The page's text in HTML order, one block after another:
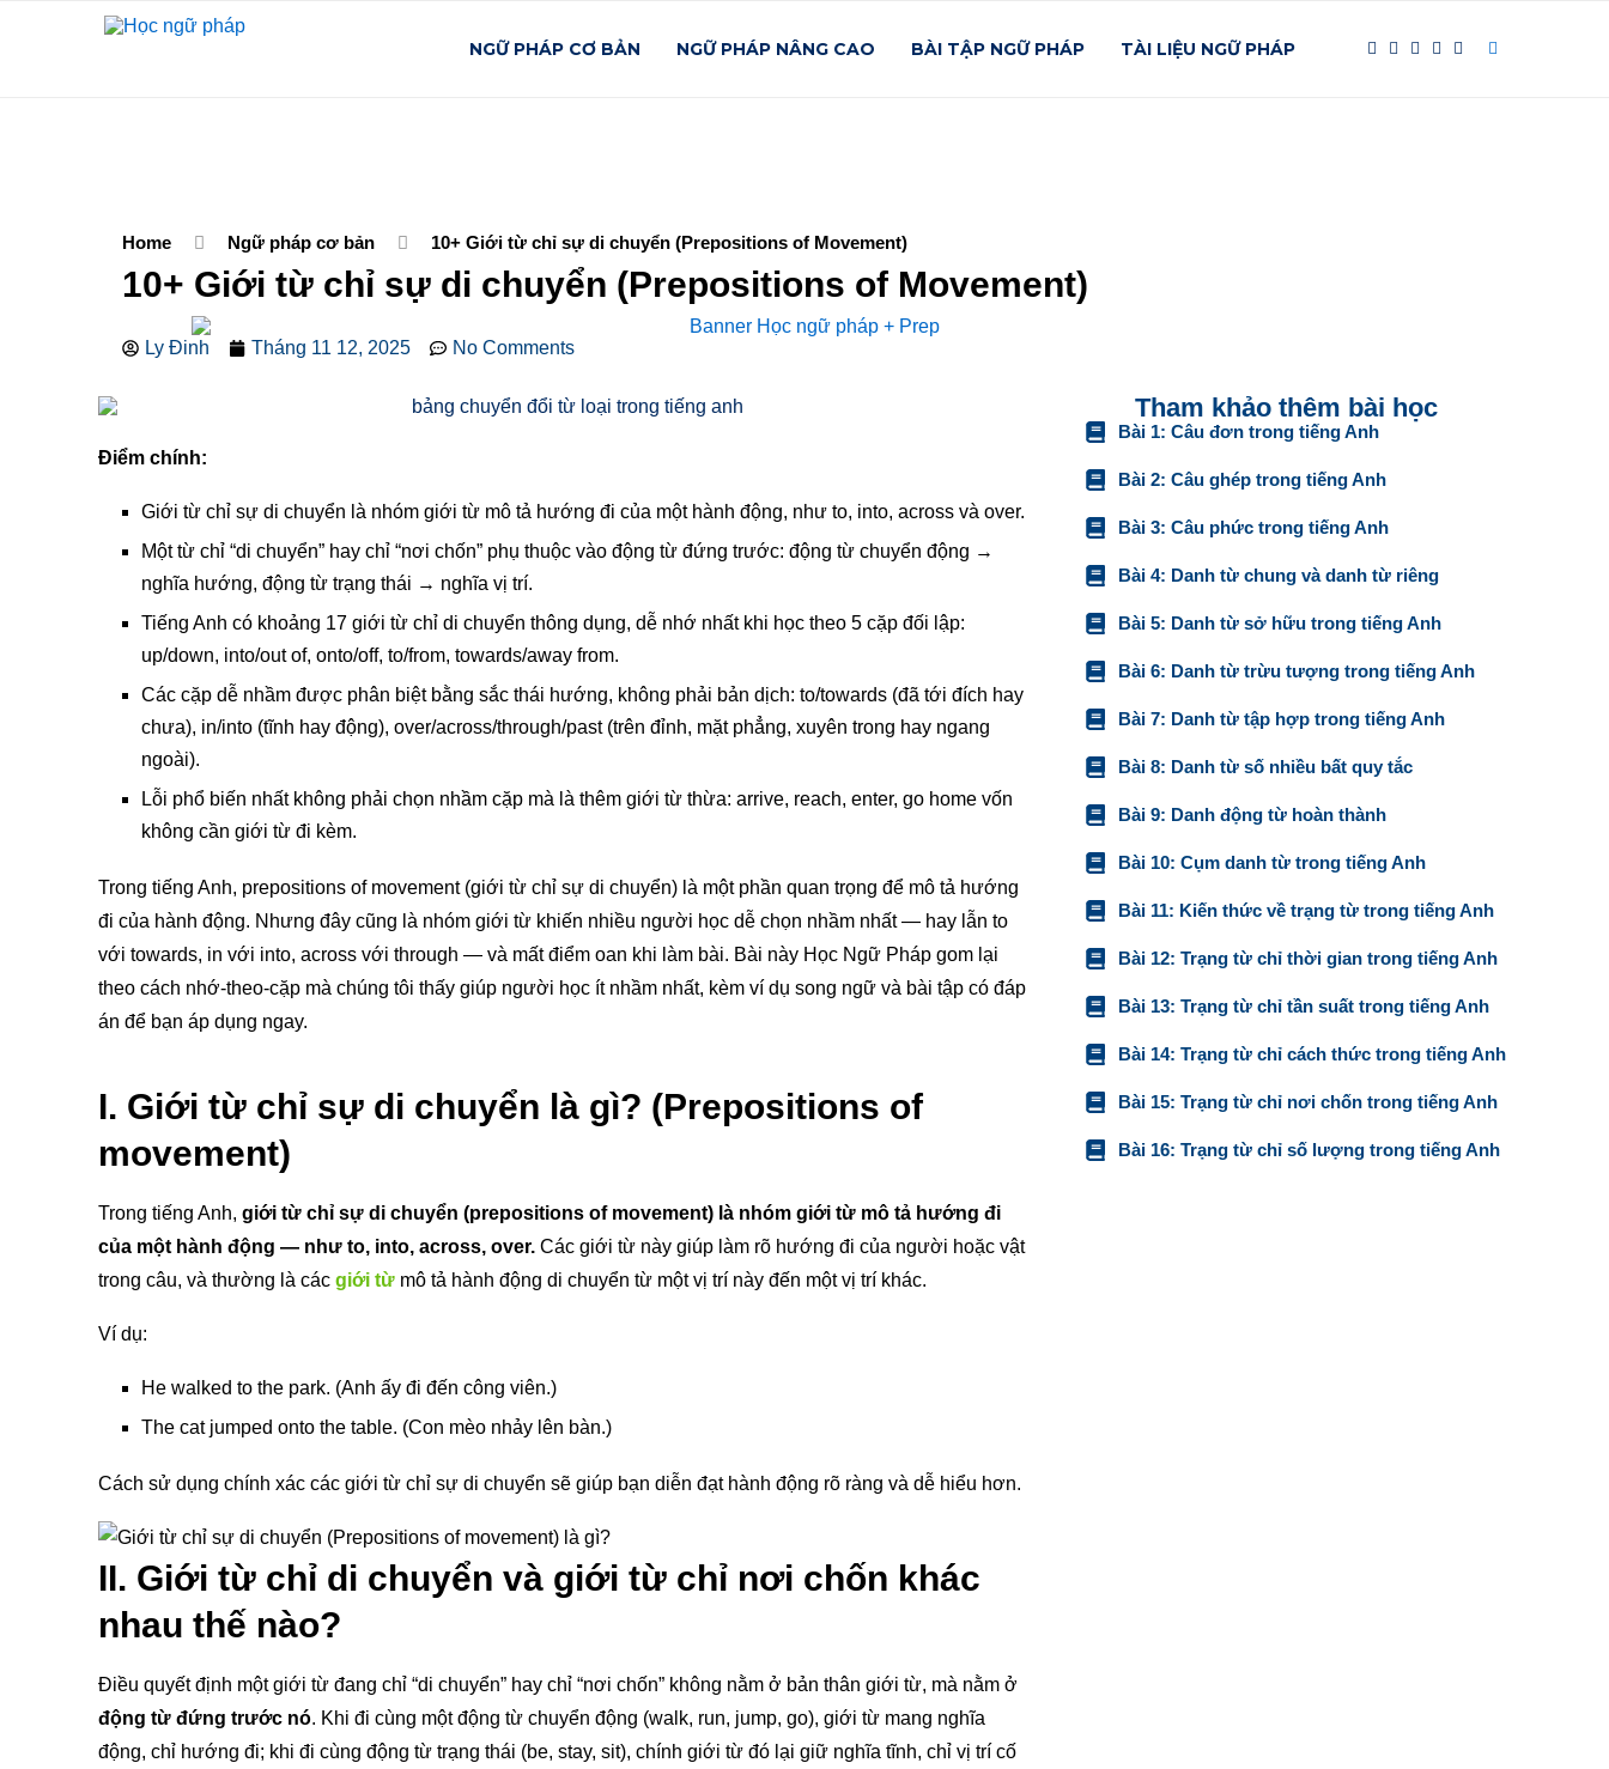
NGỮ PHÁP CƠ BẢN NGỮ PHÁP NÂNG CAO BÀI TẬP NGỮ PHÁP TÀI LIỆU NGỮ PHÁP
Home Ngữ pháp cơ bản 10+ Giới từ chỉ sự di chuyển (Prepositions of Movement)
10+ Giới từ chỉ sự di chuyển (Prepositions of Movement)
Ly Đinh Tháng 11 12, 2025 No Comments
Điểm chính:
Giới từ chỉ sự di chuyển là nhóm giới từ mô tả hướng đi của một hành động, như to, into, across và over.
Một từ chỉ “di chuyển” hay chỉ “nơi chốn” phụ thuộc vào động từ đứng trước: động từ chuyển động →
nghĩa hướng, động từ trạng thái → nghĩa vị trí.
Tiếng Anh có khoảng 17 giới từ chỉ di chuyển thông dụng, dễ nhớ nhất khi học theo 5 cặp đối lập:
up/down, into/out of, onto/off, to/from, towards/away from.
Các cặp dễ nhầm được phân biệt bằng sắc thái hướng, không phải bản dịch: to/towards (đã tới đích hay
chưa), in/into (tĩnh hay động), over/across/through/past (trên đỉnh, mặt phẳng, xuyên trong hay ngang
ngoài).
Lỗi phổ biến nhất không phải chọn nhầm cặp mà là thêm giới từ thừa: arrive, reach, enter, go home vốn
không cần giới từ đi kèm.
Trong tiếng Anh, prepositions of movement (giới từ chỉ sự di chuyển) là một phần quan trọng để mô tả hướng
đi của hành động. Nhưng đây cũng là nhóm giới từ khiến nhiều người học dễ chọn nhầm nhất — hay lẫn to
với towards, in với into, across với through — và mất điểm oan khi làm bài. Bài này Học Ngữ Pháp gom lại
theo cách nhớ-theo-cặp mà chúng tôi thấy giúp người học ít nhầm nhất, kèm ví dụ song ngữ và bài tập có đáp
án để bạn áp dụng ngay.
I. Giới từ chỉ sự di chuyển là gì? (Prepositions of
movement)
Trong tiếng Anh, giới từ chỉ sự di chuyển (prepositions of movement) là nhóm giới từ mô tả hướng đi
của một hành động — như to, into, across, over. Các giới từ này giúp làm rõ hướng đi của người hoặc vật
trong câu, và thường là các giới từ mô tả hành động di chuyển từ một vị trí này đến một vị trí khác.
Ví dụ:
He walked to the park. (Anh ấy đi đến công viên.)
The cat jumped onto the table. (Con mèo nhảy lên bàn.)
Cách sử dụng chính xác các giới từ chỉ sự di chuyển sẽ giúp bạn diễn đạt hành động rõ ràng và dễ hiểu hơn.
II. Giới từ chỉ di chuyển và giới từ chỉ nơi chốn khác
nhau thế nào?
Điều quyết định một giới từ đang chỉ “di chuyển” hay chỉ “nơi chốn” không nằm ở bản thân giới từ, mà nằm ở
động từ đứng trước nó. Khi đi cùng một động từ chuyển động (walk, run, jump, go), giới từ mang nghĩa
động, chỉ hướng đi; khi đi cùng động từ trạng thái (be, stay, sit), chính giới từ đó lại giữ nghĩa tĩnh, chỉ vị trí cố
Tham khảo thêm bài học
Bài 1: Câu đơn trong tiếng Anh
Bài 2: Câu ghép trong tiếng Anh
Bài 3: Câu phức trong tiếng Anh
Bài 4: Danh từ chung và danh từ riêng
Bài 5: Danh từ sở hữu trong tiếng Anh
Bài 6: Danh từ trừu tượng trong tiếng Anh
Bài 7: Danh từ tập hợp trong tiếng Anh
Bài 8: Danh từ số nhiều bất quy tắc
Bài 9: Danh động từ hoàn thành
Bài 10: Cụm danh từ trong tiếng Anh
Bài 11: Kiến thức về trạng từ trong tiếng Anh
Bài 12: Trạng từ chỉ thời gian trong tiếng Anh
Bài 13: Trạng từ chỉ tần suất trong tiếng Anh
Bài 14: Trạng từ chỉ cách thức trong tiếng Anh
Bài 15: Trạng từ chỉ nơi chốn trong tiếng Anh
Bài 16: Trạng từ chỉ số lượng trong tiếng Anh